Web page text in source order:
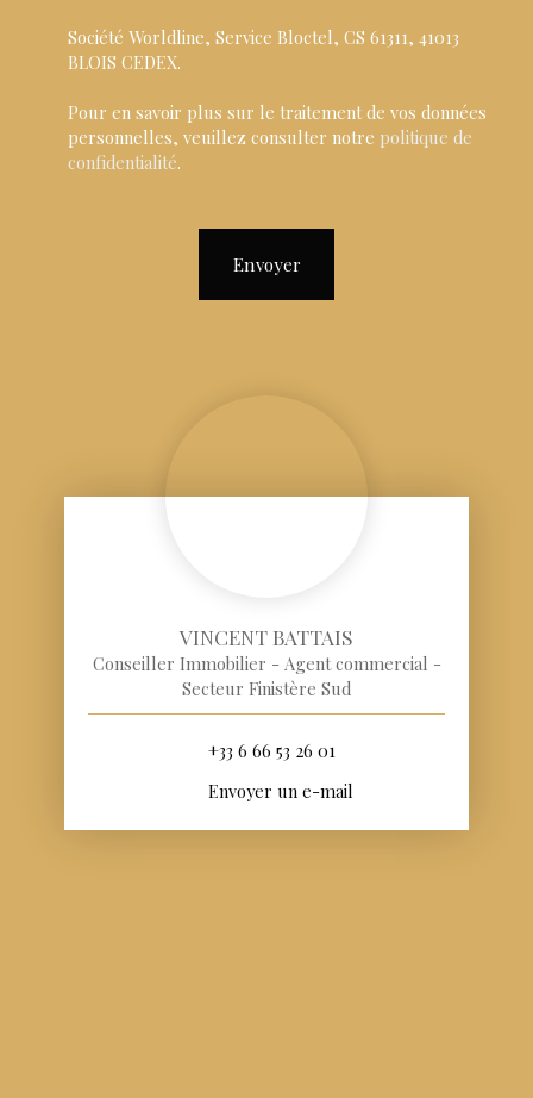
Société Worldline, Service Bloctel, CS 61311, 41013
BLOIS CEDEX.
Pour en savoir plus sur le traitement de vos données
personnelles, veuillez consulter notre politique de
confidentialité.
Envoyer
VINCENT BATTAIS
Conseiller Immobilier - Agent commercial -
Secteur Finistère Sud
+33 6 66 53 26 01
Envoyer un e-mail